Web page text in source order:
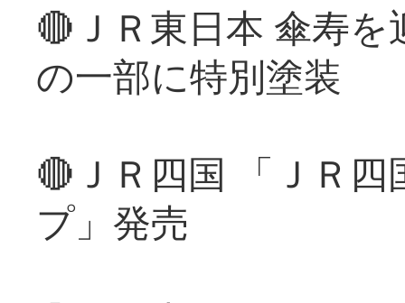
🔴ＪＲ東日本 傘寿
の一部に特別塗装
🔴ＪＲ四国 「ＪＲ
プ」発売